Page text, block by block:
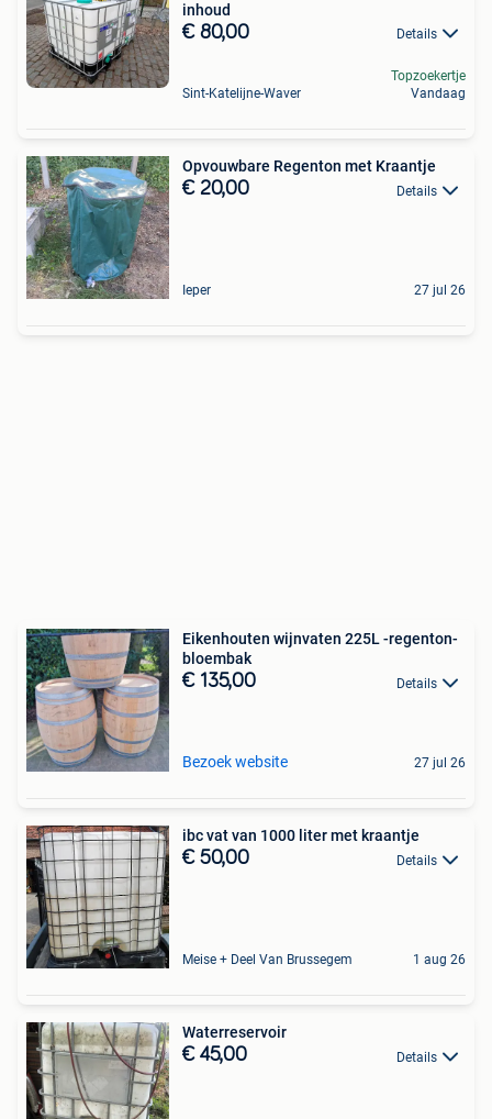
inhoud
€ 80,00 Details
Sint-Katelijne-Waver
Topzoekertje
Vandaag
Opvouwbare Regenton met Kraantje
€ 20,00 Details
Ieper 27 jul 26
Eikenhouten wijnvaten 225L -regenton-
bloembak
€ 135,00 Details
Bezoek website 27 jul 26
ibc vat van 1000 liter met kraantje
€ 50,00 Details
Meise + Deel Van Brussegem 1 aug 26
Waterreservoir
€ 45,00 Details